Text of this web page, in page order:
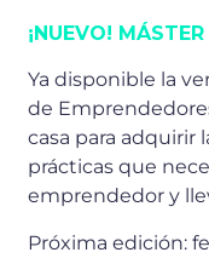
¡NUEVO!
Ya disponible la
de
casa para adquirir
prácticas que
emprendedor y
Próxima edición: